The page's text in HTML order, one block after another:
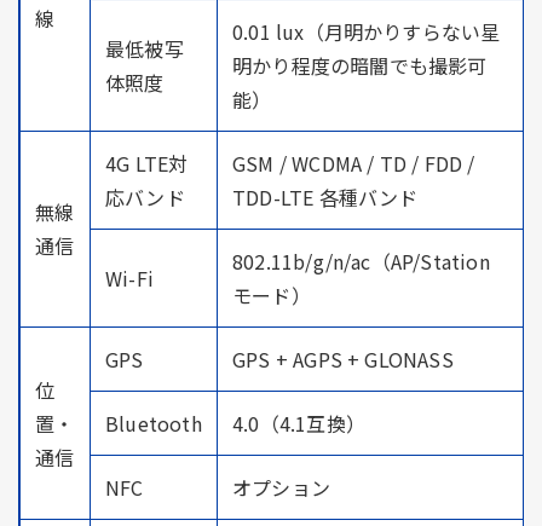
線
最低被写
体照度
0.01 lux（月明かりすらない星
明かり程度の暗闇でも撮影可
能）
無線
通信
4G LTE対
応バンド
GSM / WCDMA / TD / FDD /
TDD-LTE 各種バンド
Wi-Fi
802.11b/g/n/ac（AP/Station
モード）
位
置・
通信
GPS GPS + AGPS + GLONASS
Bluetooth 4.0（4.1互換）
NFC オプション